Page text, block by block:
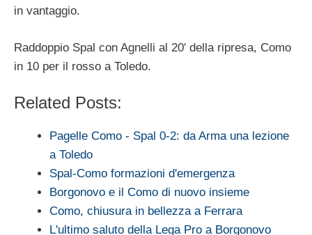
in vantaggio.
Raddoppio Spal con Agnelli al 20′ della ripresa, Como
in 10 per il rosso a Toledo.
Related Posts:
Pagelle Como - Spal 0-2: da Arma una lezione
a Toledo
Spal-Como formazioni d'emergenza
Borgonovo e il Como di nuovo insieme
Como, chiusura in bellezza a Ferrara
L'ultimo saluto della Lega Pro a Borgonovo